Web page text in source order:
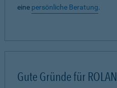
eine persönliche Beratung.
Gute Gründe für